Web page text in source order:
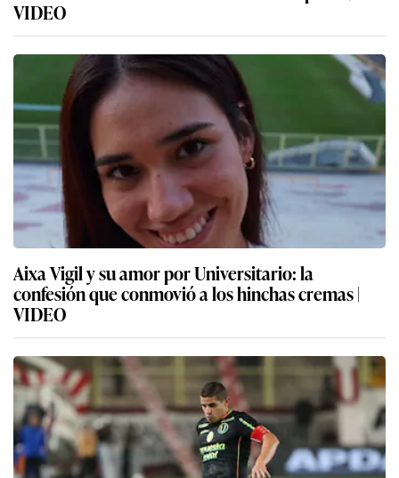
VIDEO
Aixa Vigil y su amor por Universitario: la
confesión que conmovió a los hinchas cremas |
VIDEO